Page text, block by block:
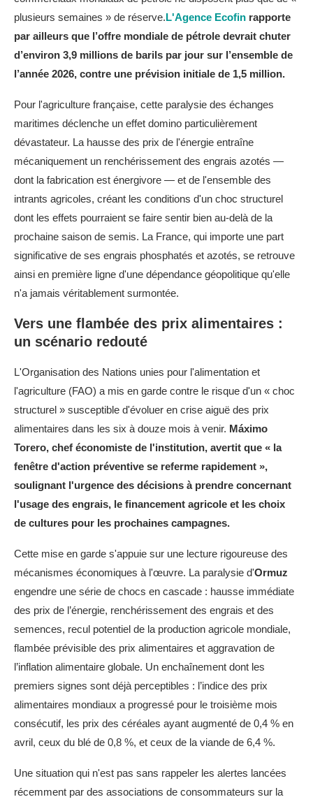
plusieurs semaines » de réserve. L'Agence Ecofin rapporte
par ailleurs que l’offre mondiale de pétrole devrait chuter
d’environ 3,9 millions de barils par jour sur l’ensemble de
l’année 2026, contre une prévision initiale de 1,5 million.
Pour l'agriculture française, cette paralysie des échanges
maritimes déclenche un effet domino particulièrement
dévastateur. La hausse des prix de l'énergie entraîne
mécaniquement un renchérissement des engrais azotés —
dont la fabrication est énergivore — et de l'ensemble des
intrants agricoles, créant les conditions d'un choc structurel
dont les effets pourraient se faire sentir bien au-delà de la
prochaine saison de semis. La France, qui importe une part
significative de ses engrais phosphatés et azotés, se retrouve
ainsi en première ligne d'une dépendance géopolitique qu'elle
n'a jamais véritablement surmontée.
Vers une flambée des prix alimentaires :
un scénario redouté
L'Organisation des Nations unies pour l'alimentation et
l'agriculture (FAO) a mis en garde contre le risque d'un « choc
structurel » susceptible d'évoluer en crise aiguë des prix
alimentaires dans les six à douze mois à venir. Máximo
Torero, chef économiste de l'institution, avertit que « la
fenêtre d'action préventive se referme rapidement »,
soulignant l'urgence des décisions à prendre concernant
l'usage des engrais, le financement agricole et les choix
de cultures pour les prochaines campagnes.
Cette mise en garde s'appuie sur une lecture rigoureuse des
mécanismes économiques à l'œuvre. La paralysie d'Ormuz
engendre une série de chocs en cascade : hausse immédiate
des prix de l’énergie, renchérissement des engrais et des
semences, recul potentiel de la production agricole mondiale,
flambée prévisible des prix alimentaires et aggravation de
l’inflation alimentaire globale. Un enchaînement dont les
premiers signes sont déjà perceptibles : l’indice des prix
alimentaires mondiaux a progressé pour le troisième mois
consécutif, les prix des céréales ayant augmenté de 0,4 % en
avril, ceux du blé de 0,8 %, et ceux de la viande de 6,4 %.
Une situation qui n'est pas sans rappeler les alertes lancées
récemment par des associations de consommateurs sur la